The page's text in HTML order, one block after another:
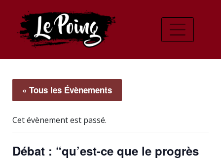
« Tous les Évènements
Cet évènement est passé.
Débat : “qu’est-ce que le progrès